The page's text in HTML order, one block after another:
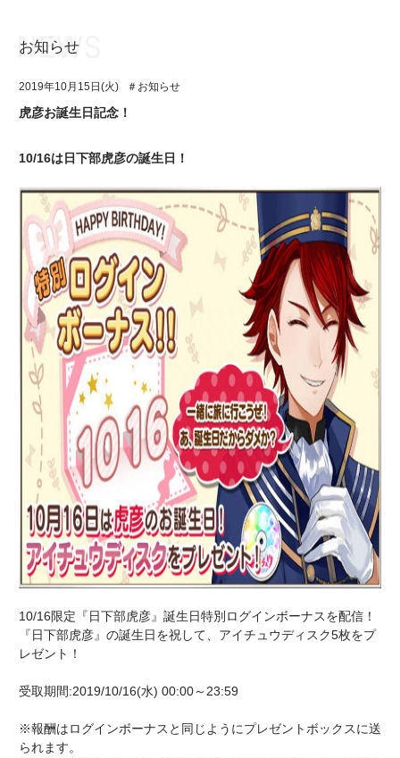
イベント・キャンペーン
ミュージック
グッズ・本
ギャラリー
アプリゲーム
イベント・キャンペーン
ミュージック
グッズ・本
ギャラリー
お知らせ
2019年10月15日(火) ＃お知らせ
虎彦お誕生日記念！
10/16は日下部虎彦の誕生日！
10/16限定『日下部虎彦』誕生日特別ログインボーナスを配信！
『日下部虎彦』の誕生日を祝して、アイチュウディスク5枚をプ
レゼント！
受取期間:2019/10/16(水) 00:00～23:59
※報酬はログインボーナスと同じようにプレゼントボックスに送
られます。